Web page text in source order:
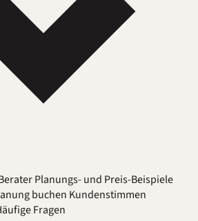
Planungs- und Preis-Beispiele
buchen Kundenstimmen
Fragen